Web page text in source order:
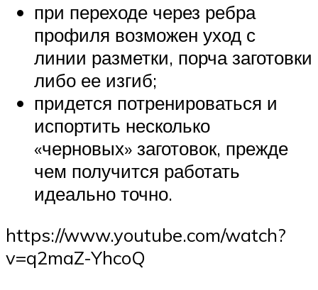
при переходе через ребра
профиля возможен уход с
линии разметки, порча заготовки
либо ее изгиб;
придется потренироваться и
испортить несколько
«черновых» заготовок, прежде
чем получится работать
идеально точно.
https://www.youtube.com/watch?
v=q2maZ-YhcoQ